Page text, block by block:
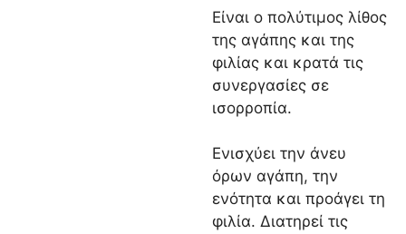
Είναι ο πολύτιμος λίθος
της αγάπης και της
φιλίας και κρατά τις
συνεργασίες σε
ισορροπία.
Ενισχύει την άνευ
όρων αγάπη, την
ενότητα και προάγει τη
φιλία. Διατηρεί τις